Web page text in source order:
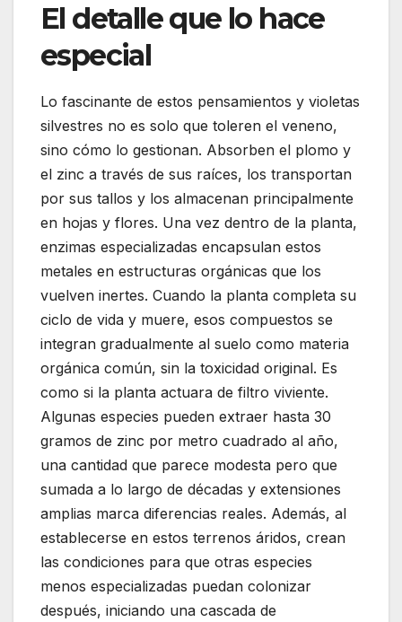
El detalle que lo hace
especial
Lo fascinante de estos pensamientos y violetas
silvestres no es solo que toleren el veneno,
sino cómo lo gestionan. Absorben el plomo y
el zinc a través de sus raíces, los transportan
por sus tallos y los almacenan principalmente
en hojas y flores. Una vez dentro de la planta,
enzimas especializadas encapsulan estos
metales en estructuras orgánicas que los
vuelven inertes. Cuando la planta completa su
ciclo de vida y muere, esos compuestos se
integran gradualmente al suelo como materia
orgánica común, sin la toxicidad original. Es
como si la planta actuara de filtro viviente.
Algunas especies pueden extraer hasta 30
gramos de zinc por metro cuadrado al año,
una cantidad que parece modesta pero que
sumada a lo largo de décadas y extensiones
amplias marca diferencias reales. Además, al
establecerse en estos terrenos áridos, crean
las condiciones para que otras especies
menos especializadas puedan colonizar
después, iniciando una cascada de